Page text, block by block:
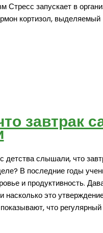
Стресс запускает в
кортизол, выделяемый
завтрак
детства слышали, что
В последние годы
и продуктивность.
это
что регулярный